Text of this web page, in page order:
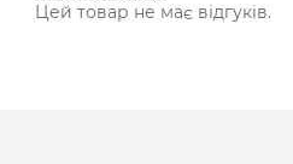
Цей товар не має відгуків.